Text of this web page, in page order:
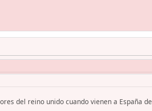
del reino unido cuando vienen a España de